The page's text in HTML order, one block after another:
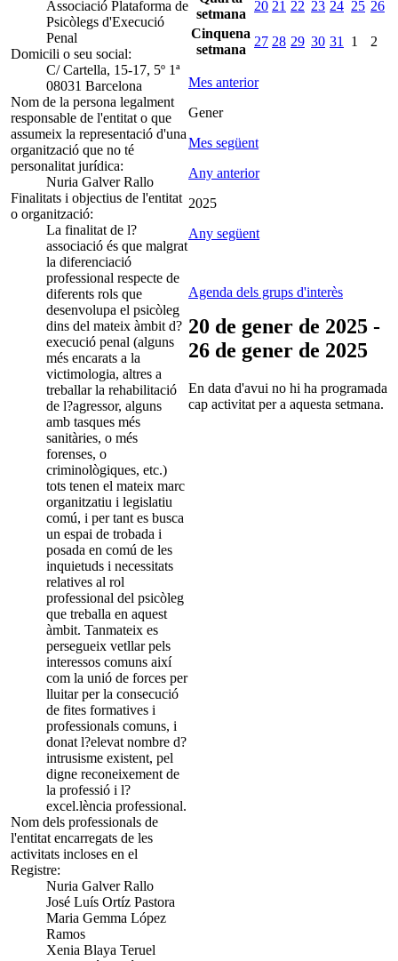
Associació Plataforma de
Psicòlegs d'Execució
Penal
Domicili o seu social:
C/ Cartella, 15-17, 5º 1ª
08031 Barcelona
Nom de la persona legalment
responsable de l'entitat o que
assumeix la representació d'una
organització que no té
personalitat jurídica:
Nuria Galver Rallo
Finalitats i objectius de l'entitat
o organització:
La finalitat de l?
associació és que malgrat
la diferenciació
professional respecte de
diferents rols que
desenvolupa el psicòleg
dins del mateix àmbit d?
execució penal (alguns
més encarats a la
victimologia, altres a
treballar la rehabilitació
de l?agressor, alguns
amb tasques més
sanitàries, o més
forenses, o
criminològiques, etc.)
tots tenen el mateix marc
organitzatiu i legislatiu
comú, i per tant es busca
un espai de trobada i
posada en comú de les
inquietuds i necessitats
relatives al rol
professional del psicòleg
que treballa en aquest
àmbit. Tanmateix es
persegueix vetllar pels
interessos comuns així
com la unió de forces per
lluitar per la consecució
de fites formatives i
professionals comuns, i
donat l?elevat nombre d?
intrusisme existent, pel
digne reconeixement de
la professió i l?
excel.lència professional.
Nom dels professionals de
l'entitat encarregats de les
activitats incloses en el
Registre:
Nuria Galver Rallo
José Luís Ortíz Pastora
Maria Gemma López
Ramos
Xenia Blaya Teruel
setmana
20 21 22 23 24 25 26
Cinquena
setmana
27 28 29 30 31 1 2
Mes anterior
Gener
Mes següent
Any anterior
2025
Any següent
Agenda dels grups d'interès
20 de gener de 2025 -
26 de gener de 2025
En data d'avui no hi ha programada
cap activitat per a aquesta setmana.